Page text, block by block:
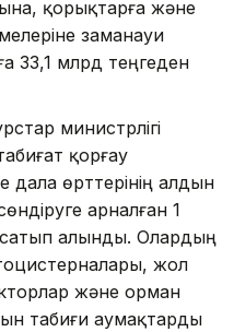
қорықтарға және
заманауи
33,1 млрд теңгеден
министрлігі
қорғау
өрттерінің алдын
арналған 1
сатып алынды. Олардың
жол
және орман
табиғи аумақтарды